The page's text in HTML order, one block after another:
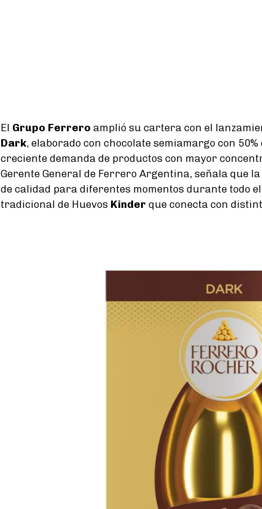
El Grupo Ferrero amplió su cartera con el
Dark, elaborado con chocolate semiamargo con
creciente demanda de productos con mayor
Gerente General de Ferrero Argentina, señala que
de calidad para diferentes momentos durante todo
tradicional de Huevos Kinder que conecta con